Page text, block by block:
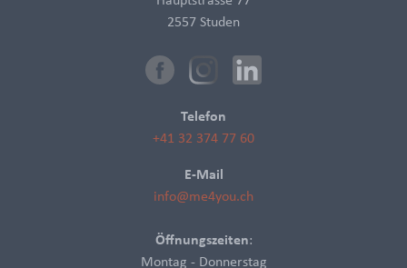
2557 Studen
FacebookInstagramLinkedIn
Telefon
+41 32 374 77 60
E-Mail
info@me4you.ch
Öffnungszeiten:
Montag - Donnerstag